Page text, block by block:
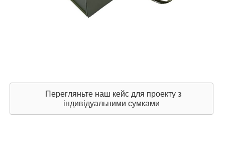
Перегляньте наш кейс для проекту з
індивідуальними сумками